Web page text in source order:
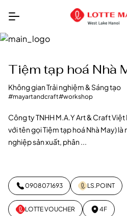
Tiệm tạp hoá Nhà
Không gian Trải nghiệm & Sáng tạo
#mayartandcraft#workshop
Công ty TNHH M.A.Y Art & Craft
với tên gọi Tiệm tạp hoá Nhà May)
nghiệp sản xuất, phân ...
0908071693 LS.POINT
LOTTE VOUCHER 4F